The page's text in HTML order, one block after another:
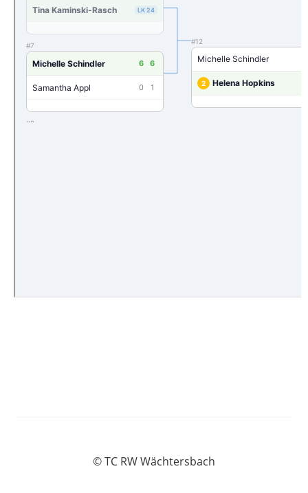
© TC RW Wächtersbach